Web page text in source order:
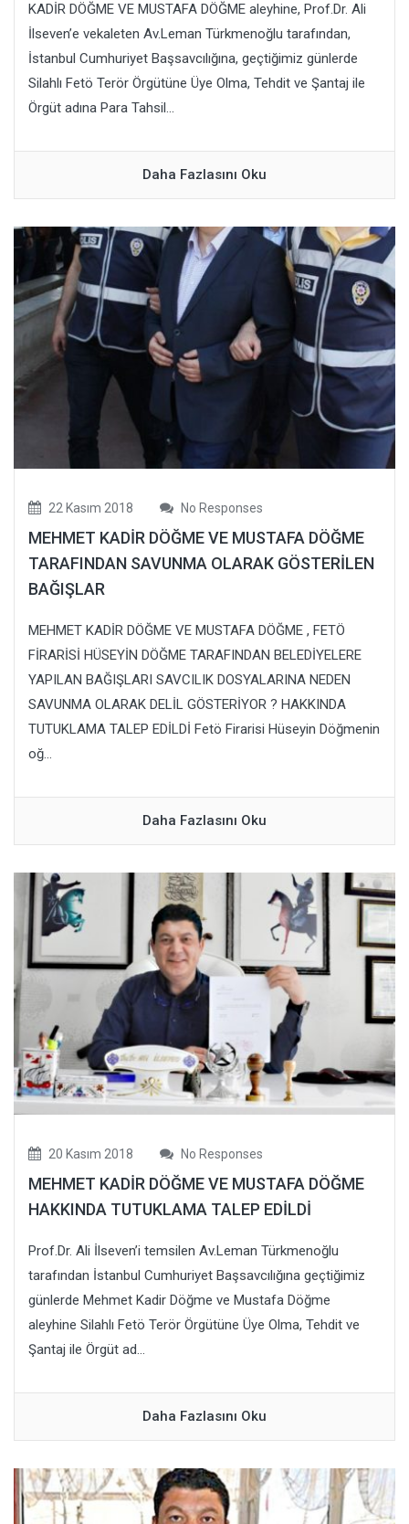
KADİR DÖĞME VE MUSTAFA DÖĞME aleyhine, Prof.Dr. Ali
İlseven’e vekaleten Av.Leman Türkmenoğlu tarafından,
İstanbul Cumhuriyet Başsavcılığına, geçtiğimiz günlerde
Silahlı Fetö Terör Örgütüne Üye Olma, Tehdit ve Şantaj ile
Örgüt adına Para Tahsil...
Daha Fazlasını Oku
22 Kasım 2018 No Responses
MEHMET KADİR DÖĞME VE MUSTAFA DÖĞME
TARAFINDAN SAVUNMA OLARAK GÖSTERİLEN
BAĞIŞLAR
MEHMET KADİR DÖĞME VE MUSTAFA DÖĞME , FETÖ
FİRARİSİ HÜSEYİN DÖĞME TARAFINDAN BELEDİYELERE
YAPILAN BAĞIŞLARI SAVCILIK DOSYALARINA NEDEN
SAVUNMA OLARAK DELİL GÖSTERİYOR ? HAKKINDA
TUTUKLAMA TALEP EDİLDİ Fetö Firarisi Hüseyin Döğmenin
oğ...
Daha Fazlasını Oku
20 Kasım 2018 No Responses
MEHMET KADİR DÖĞME VE MUSTAFA DÖĞME
HAKKINDA TUTUKLAMA TALEP EDİLDİ
Prof.Dr. Ali İlseven’i temsilen Av.Leman Türkmenoğlu
tarafından İstanbul Cumhuriyet Başsavcılığına geçtiğimiz
günlerde Mehmet Kadir Döğme ve Mustafa Döğme
aleyhine Silahlı Fetö Terör Örgütüne Üye Olma, Tehdit ve
Şantaj ile Örgüt ad...
Daha Fazlasını Oku